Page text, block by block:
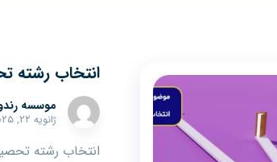
انتخاب رشته
موسسه
ژانویه ۲۲, ۲۰۲۵
انتخاب رشته